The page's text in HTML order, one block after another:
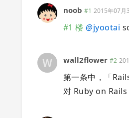
noob #1 2015年07月
#1 楼 @jyootai
wall2flower #2
第一条中，「
对 Ruby on Rails